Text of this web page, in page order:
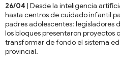
26/04 | Desde la inteligencia
hasta centros de cuidado infantil
padres adolescentes: legisladores
los bloques presentaron proyectos
transformar de fondo el sistema
provincial.